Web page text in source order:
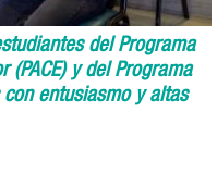
del Programa
(PACE) y del Programa
entusiasmo y altas